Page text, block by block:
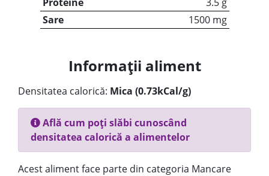
Sare
1500 mg
Informații aliment
Densitatea calorică: Mica (0.73kCal/g)
Află cum poți slăbi cunoscând
densitatea calorică a alimentelor
Acest aliment face parte din categoria Mancare